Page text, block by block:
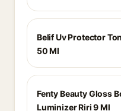
Belif Uv Protector
50 Ml
Fenty Beauty Gloss
Luminizer Riri 9 Ml